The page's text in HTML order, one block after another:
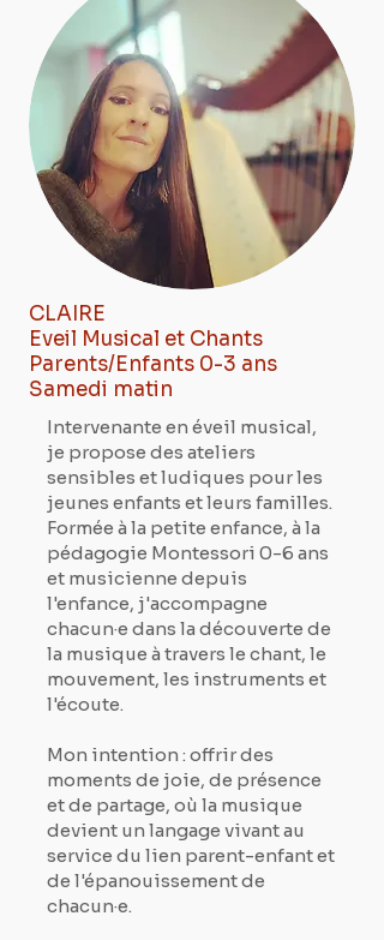
CLAIRE
Eveil Musical et Chants
Parents/Enfants 0-3 ans
Samedi matin
Intervenante en éveil musical,
je propose des ateliers
sensibles et ludiques pour les
jeunes enfants et leurs familles.
Formée à la petite enfance, à la
pédagogie Montessori 0-6 ans
et musicienne depuis
l'enfance, j'accompagne
chacun·e dans la découverte de
la musique à travers le chant, le
mouvement, les instruments et
l'écoute.
Mon intention : offrir des
moments de joie, de présence
et de partage, où la musique
devient un langage vivant au
service du lien parent-enfant et
de l'épanouissement de
chacun·e.